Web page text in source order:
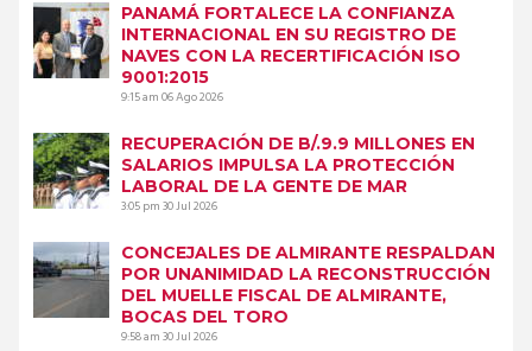
PANAMÁ FORTALECE LA CONFIANZA
INTERNACIONAL EN SU REGISTRO DE
NAVES CON LA RECERTIFICACIÓN ISO
9001:2015
9:15 am06 Ago 2026
RECUPERACIÓN DE B/.9.9 MILLONES EN
SALARIOS IMPULSA LA PROTECCIÓN
LABORAL DE LA GENTE DE MAR
3:05 pm30 Jul 2026
CONCEJALES DE ALMIRANTE RESPALDAN
POR UNANIMIDAD LA RECONSTRUCCIÓN
DEL MUELLE FISCAL DE ALMIRANTE,
BOCAS DEL TORO
9:58 am30 Jul 2026